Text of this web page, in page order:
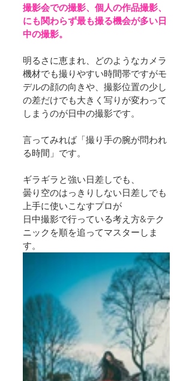
撮影会での撮影、個人の作品撮影、
にも関わらず最も撮る機会が多い日
中の撮影。
明るさに恵まれ、どのようなカメラ
機材でも撮りやすい時間帯ですがモ
デルの顔の向きや、撮影位置の少し
の差だけでも大きく写りが変わって
しまうのが日中の撮影です。
言ってみれば「撮り手の腕が問われ
る時間」です。
ギラギラと強い日差しでも、
曇り空のはっきりしない日差しでも
上手に使いこなすプロが
日中撮影で行っている考え方&テク
ニックを順を追ってマスターしま
す。